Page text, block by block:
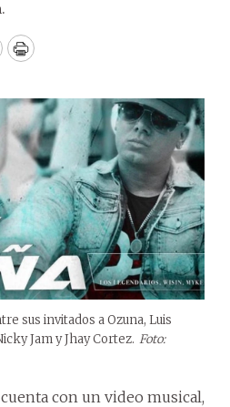
Print
sus invitados a Ozuna, Luis
Jam y Jhay Cortez. Foto:
con un video musical,